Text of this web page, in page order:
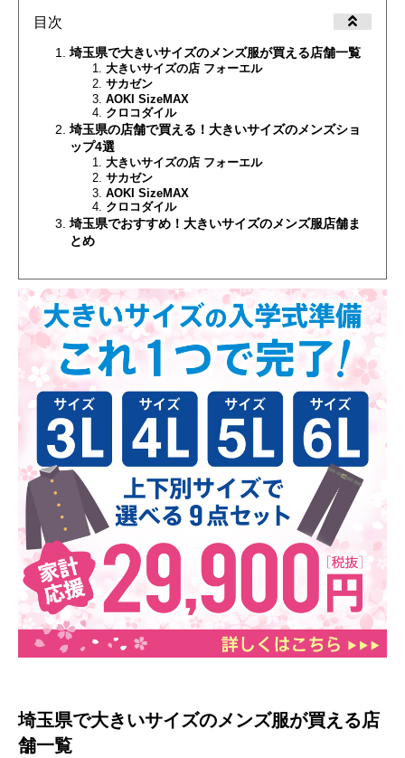
目次
埼玉県で大きいサイズのメンズ服が買える店舗一覧
大きいサイズの店 フォーエル
サカゼン
AOKI SizeMAX
クロコダイル
埼玉県の店舗で買える！大きいサイズのメンズショ
ップ4選
大きいサイズの店 フォーエル
サカゼン
AOKI SizeMAX
クロコダイル
埼玉県でおすすめ！大きいサイズのメンズ服店舗ま
とめ
埼玉県で大きいサイズのメンズ服が買える店
舗一覧